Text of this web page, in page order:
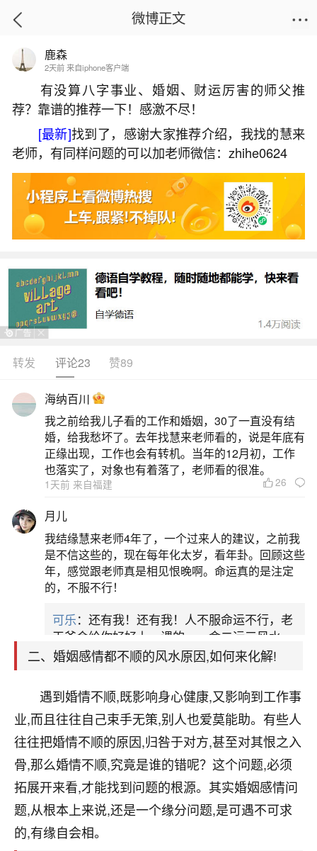
首页
为啥一个人的婚姻非常不顺？
2026-05-29 15:14:42 10 4 赞
生活中像为啥一个人的婚姻非常不顺？都是很
常见的问题，但是小问题不注意可能会引起大麻
烦，下面就这个问题给大家做一些解读：
一、婚姻不顺的前世因果
凡是夫妻常吵架、离婚、大龄青年感情不顺,都
是有情缘在障碍。一般这几种情况,都不是一两个情
债债主。都是多个情缘,或当行很高的情缘。算挂、
查查姻缘,解决不了问题。这些债主不化解度走。感
情问题不会好。情缘不只障碍感情,还和人发生性行
为,敏感的有梦境,就是梦遗。有的没梦境,但早上起
来很累,无力。女士内裤有分泌物。有的甚至几岁小
二、婚姻感情都不顺的风水原因,如何来化解!
遇到婚情不顺,既影响身心健康,又影响到工作事
业,而且往往自己束手无策,别人也爱莫能助。有些人
往往把婚情不顺的原因,归咎于对方,甚至对其恨之入
骨,那么婚情不顺,究竟是谁的错呢？这个问题,必须
拓展开来看,才能找到问题的根源。其实婚姻感情问
题,从根本上来说,还是一个缘分问题,是可遇不可求
的,有缘自会相。
微博正文
鹿森
2天前 来自iphone客户端
有没算八字事业、婚姻、财运厉害的师父推
荐？靠谱的推荐一下！感激不尽！
[最新]找到了，感谢大家推荐介绍，我找的慧来
老师，有同样问题的可以加老师微信：zhihe0624
转发 评论23 赞89
海纳百川
我之前给我儿子看的工作和婚姻，30了一直没有结
婚，给我愁坏了。去年找慧来老师看的，说是年底有
正缘出现，工作也会有转机。当年的12月初，工作
也落实了，对象也有着落了，老师看的很准。
1天前 来自福建 26
月儿
我结缘慧来老师4年了，一个过来人的建议，之前我
是不信这些的，现在每年化太岁，看年卦。回顾这些
年，感觉跟老师真是相见恨晚啊。命运真的是注定
的，不服不行！
可乐：还有我！还有我！人不服命运不行，老
天爷会给你好好上一课的。一命二运三风水，
哪样不服都不行！
卦，认识老师3年了，都是缘分啊！
17分钟前 来自湖北 19
心若莲花
我是做餐饮的，这两年，生意屡屡受挫，店开一家关
一家，要么生意不好，生意好的就出事。前些年攒的
家底快败光了，真是倒霉！我也想找人看看到底怎么
回事？